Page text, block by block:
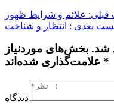
علائم و شرایط ظهور
بعدی : انتظار و شناخت
شد. بخش‌های موردنیاز
علامت‌گذاری شده‌اند *
دیدگاه